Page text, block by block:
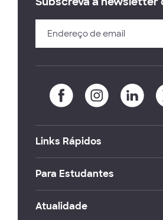
Links Rápidos
Para Estudantes
Atualidade